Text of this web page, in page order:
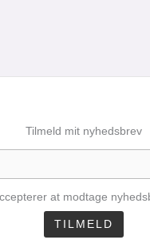
Tilmeld mit nyhedsbrev
at modtage